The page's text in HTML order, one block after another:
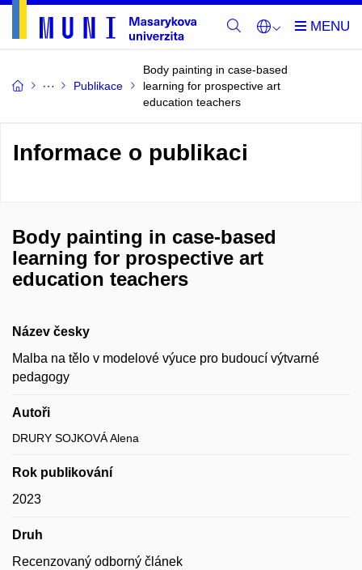
Publikace
Body painting in case-based
learning for prospective art
education teachers
Informace o publikaci
Body painting in case-based
learning for prospective art
education teachers
Název česky
Malba na tělo v modelové výuce pro budoucí výtvarné
pedagogy
Autoři
DRURY SOJKOVÁ Alena
Rok publikování
2023
Druh
Recenzovaný odborný článek